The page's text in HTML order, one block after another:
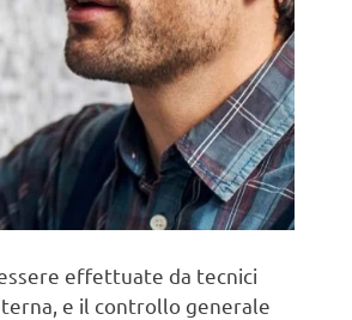
effettuate da tecnici
e il controllo generale